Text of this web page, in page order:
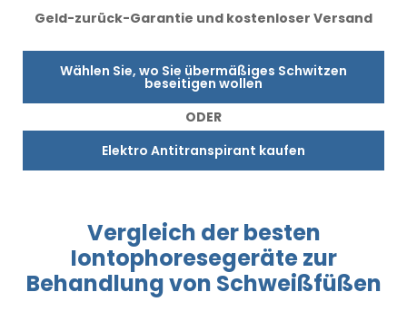
Geld-zurück-Garantie und kostenloser Versand
Wählen Sie, wo Sie übermäßiges Schwitzen
beseitigen wollen
ODER
Elektro Antitranspirant kaufen
Vergleich der besten
Iontophoresegerätezur
Behandlungvon Schweißfüßen